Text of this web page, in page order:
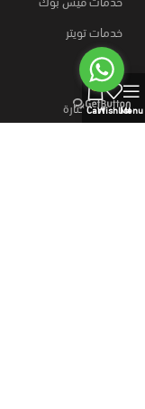
خدمات تويتر
روابط مختارةMenu
Wishlist
0
Cart